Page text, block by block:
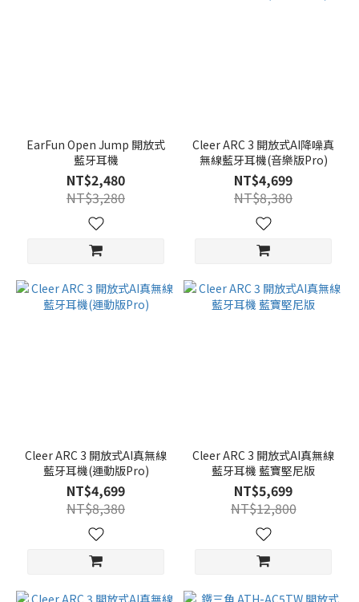
EarFun Open Jump 開放式
藍牙耳機
NT$2,480
NT$3,280
Cleer ARC 3 開放式AI降噪真
無線藍牙耳機(音樂版Pro)
NT$4,699
NT$8,380
Cleer ARC 3 開放式AI真無線
藍牙耳機(運動版Pro)
NT$4,699
NT$8,380
Cleer ARC 3 開放式AI真無線
藍牙耳機 藍寶堅尼版
NT$5,699
NT$12,800